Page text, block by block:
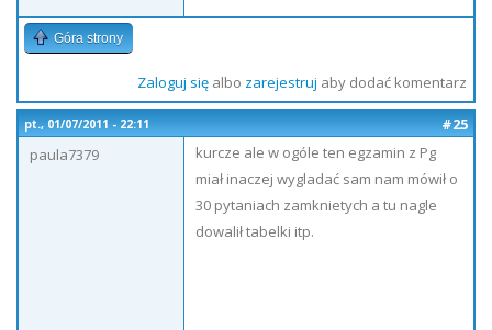
Góra strony
Zaloguj sięalbo zarejestruj aby dodać komentarz
pt., 01/07/2011 - 22:11
#25
paula7379
kurcze ale w ogóle ten egzamin z Pg
miał inaczej wygladać sam nam mówił o
30 pytaniach zamknietych a tu nagle
dowalił tabelki itp.